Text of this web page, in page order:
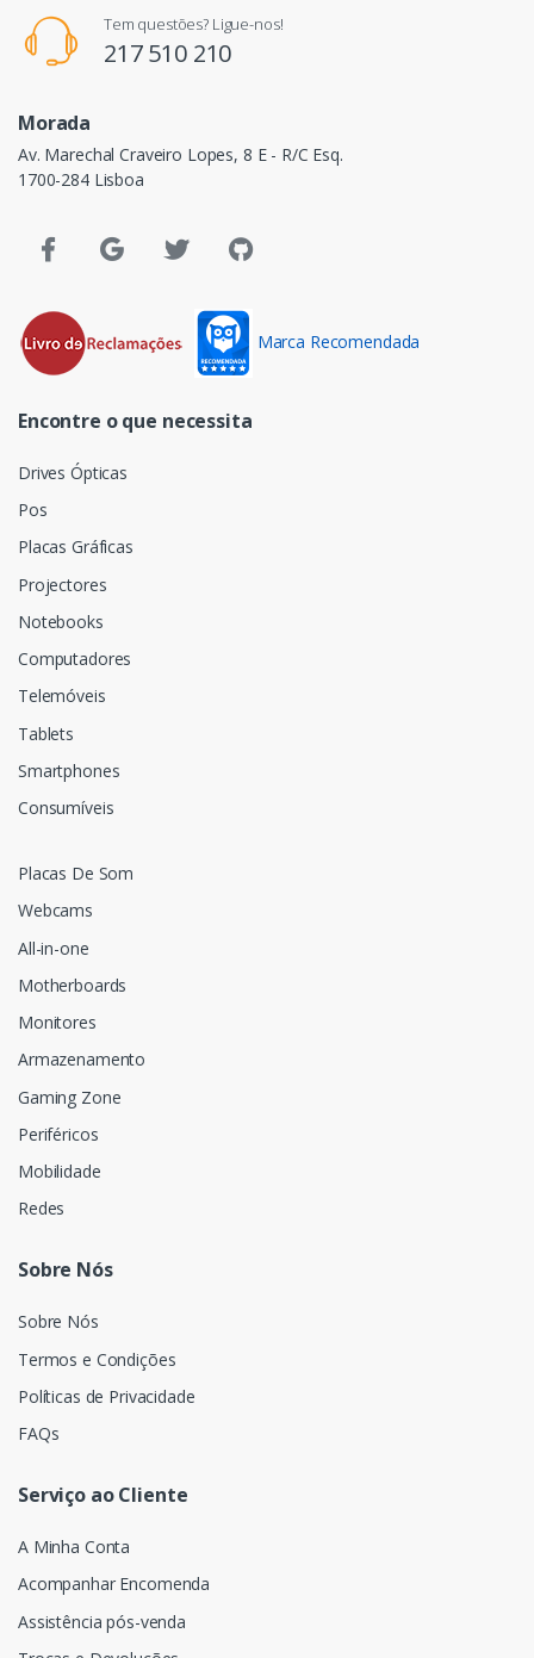
Tem questões? Ligue-nos!
217 510 210
Morada
Av. Marechal Craveiro Lopes, 8 E - R/C Esq.
1700-284 Lisboa
Marca Recomendada
Encontre o que necessita
Drives Ópticas
Pos
Placas Gráficas
Projectores
Notebooks
Computadores
Telemóveis
Tablets
Smartphones
Consumíveis
Placas De Som
Webcams
All-in-one
Motherboards
Monitores
Armazenamento
Gaming Zone
Periféricos
Mobilidade
Redes
Sobre Nós
Sobre Nós
Termos e Condições
Políticas de Privacidade
FAQs
Serviço ao Cliente
A Minha Conta
Acompanhar Encomenda
Assistência pós-venda